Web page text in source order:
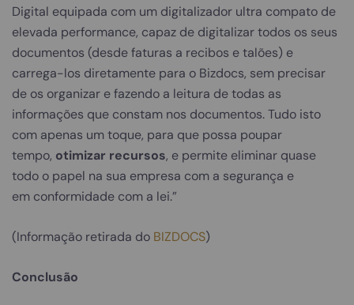
Digital equipada com um digitalizador ultra compato de
elevada performance, capaz de digitalizar todos os seus
documentos (desde faturas a recibos e talões) e
carrega-los diretamente para o Bizdocs, sem precisar
de os organizar e fazendo a leitura de todas as
informações que constam nos documentos. Tudo isto
com apenas um toque, para que possa poupar
tempo, otimizar recursos, e permite eliminar quase
todo o papel na sua empresa com a segurança e
em conformidade com a lei.”
(Informação retirada do BIZDOCS)
Conclusão